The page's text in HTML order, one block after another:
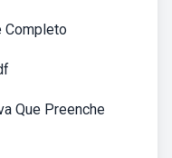
Completo
Que Preenche